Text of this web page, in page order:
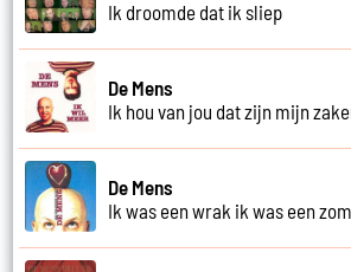
Ik droomde dat ik sliep
De Mens
Ik hou van jou dat zijn mijn
De Mens
Ik was een wrak ik was een